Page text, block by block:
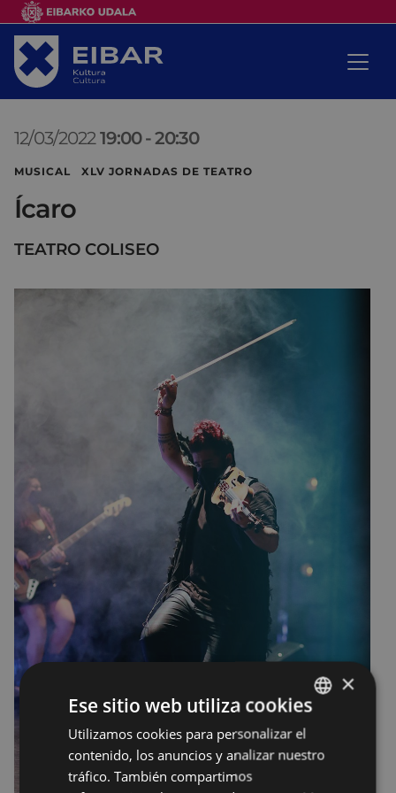
12/03/2022 19:00 -20:30
MUSICAL XLV JORNADAS DE TEATRO
Ícaro
TEATRO COLISEO
BASQUE
SPANISH
×
Ese sitio web utiliza cookies
Utilizamos cookies para personalizar el
contenido, los anuncios y analizar nuestro
tráfico. También compartimos